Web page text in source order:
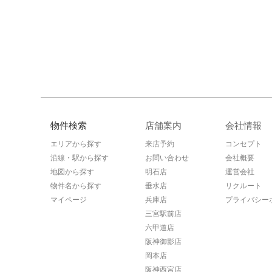
物件検索
エリアから探す
沿線・駅から探す
地図から探す
物件名から探す
マイページ
店舗案内
来店予約
お問い合わせ
明石店
垂水店
兵庫店
三宮駅前店
六甲道店
阪神御影店
岡本店
阪神西宮店
会社情報
コンセプト
会社概要
運営会社
リクルート
プライバシー